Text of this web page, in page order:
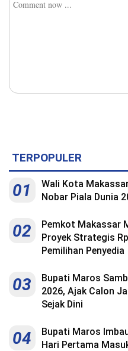
TERPOPULER
01
Wali Kota
Nobar Piala Dunia
02
Pemkot Makassar
Proyek Strategis
Pemilihan Penyedia
03
Bupati Maros
2026, Ajak Calon
Sejak Dini
04
Bupati Maros
Hari Pertama